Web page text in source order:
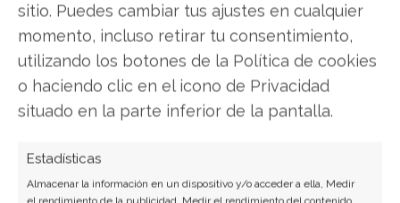
sitio. Puedes cambiar tus ajustes en cualquier
momento, incluso retirar tu consentimiento,
utilizando los botones de la Política de cookies
o haciendo clic en el icono de Privacidad
situado en la parte inferior de la pantalla.
Estadísticas
Almacenar la información en un dispositivo y/o acceder a ella, Medir
En este sentido, los usos que podemos darle a la
misma forman un abanico importante de
opciones útiles para todo tipo de usuarios, tanto
paraaquellos que buscan herramientas para
poder mejorar su rendimiento o expandir su
buscan obtener el máximo provecho con los
dispositivos que lo rodean.